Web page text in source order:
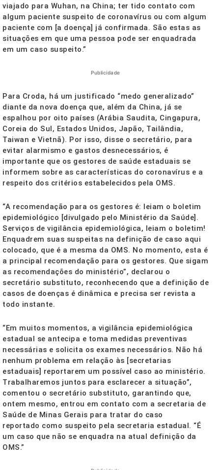
viajado para Wuhan, na China; ter tido contato com
algum paciente suspeito de coronavírus ou com algum
paciente com [a doença] já confirmada. São estas as
situações em que uma pessoa pode ser enquadrada
em um caso suspeito.”
Publicidade
Para Croda, há um justificado “medo generalizado”
diante da nova doença que, além da China, já se
espalhou por oito países (Arábia Saudita, Cingapura,
Coreia do Sul, Estados Unidos, Japão, Tailândia,
Taiwan e Vietnã). Por isso, disse o secretário, para
evitar alarmismo e gastos desnecessários, é
importante que os gestores de saúde estaduais se
informem sobre as características do coronavírus e a
respeito dos critérios estabelecidos pela OMS.
“A recomendação para os gestores é: leiam o boletim
epidemiológico [divulgado pelo Ministério da Saúde].
Serviços de vigilância epidemiológica, leiam o boletim!
Enquadrem suas suspeitas na definição de caso aqui
colocado, que é a mesma da OMS. No momento, esta é
a principal recomendação para os gestores. Que sigam
as recomendações do ministério”, declarou o
secretário substituto, reconhecendo que a definição de
casos de doenças é dinâmica e precisa ser revista a
todo instante.
“Em muitos momentos, a vigilância epidemiológica
estadual se antecipa e toma medidas preventivas
necessárias e solicita os exames necessários. Não há
nenhum problema em relação às [secretarias
estaduais] reportarem um possível caso ao ministério.
Trabalharemos juntos para esclarecer a situação”,
comentou o secretário substituto, garantindo que,
ontem mesmo, entrou em contato com a secretaria de
Saúde de Minas Gerais para tratar do caso
reportado como suspeito pela secretaria estadual. “É
um caso que não se enquadra na atual definição da
OMS.”